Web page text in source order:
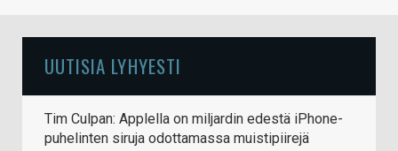
UUTISIA LYHYESTI
Tim Culpan: Applella on miljardin edestä iPhone-
puhelinten siruja odottamassa muistipiirejä